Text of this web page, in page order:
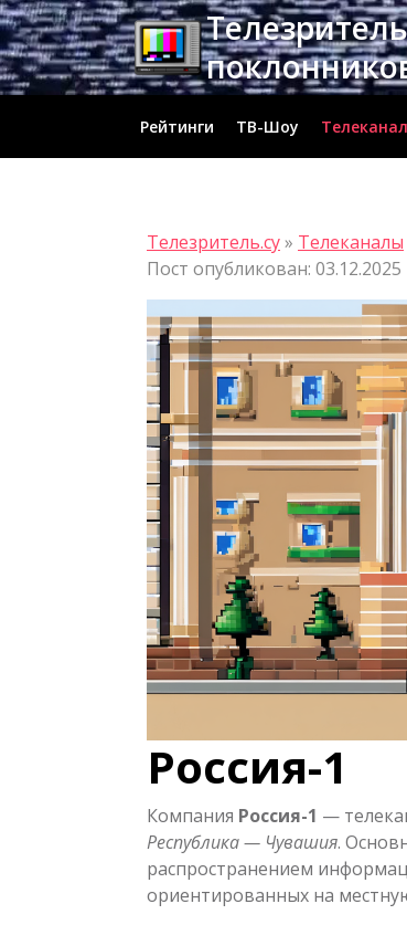
Перейти
к
содержимому
Рейтинги ТВ-Шоу
Телезритель.су» Телеканалы
Пост опубликован: 03.12.2025
Россия-1
Компания Россия-1 —
Республика — Чувашия.
распространением
ориентированных на